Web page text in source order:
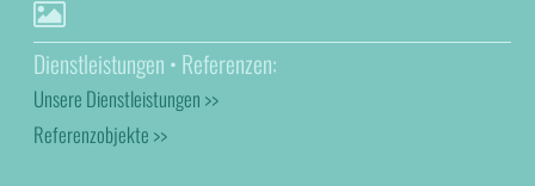
Dienstleistungen • Referenzen:
Unsere Dienstleistungen >>
Referenzobjekte >>